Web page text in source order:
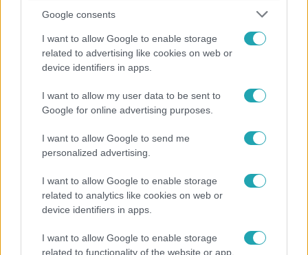
Google consents
I want to allow Google to enable storage
related to advertising like cookies on web or
device identifiers in apps.
I want to allow my user data to be sent to
Google for online advertising purposes.
I want to allow Google to send me
personalized advertising.
I want to allow Google to enable storage
related to analytics like cookies on web or
device identifiers in apps.
I want to allow Google to enable storage
related to functionality of the website or app.
cukrász iskolában tökéletesíti a tudását. Kata nagyon sok
miatt, de senkitől sem fog bocsánatot kérni, mert jól néz
2:24
2021. december 6. 21:50